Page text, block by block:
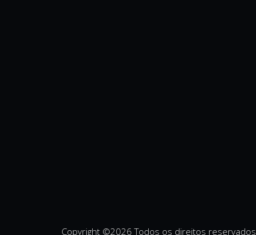
Copyright ©2026 Todos os direitos reservados